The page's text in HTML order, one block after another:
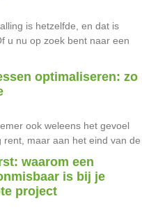
is hetzelfde, en dat is
u nu op zoek bent naar een
optimaliseren: zo
ook weleens het gevoel
rent, maar aan het eind van de
waarom een
is bij je
project